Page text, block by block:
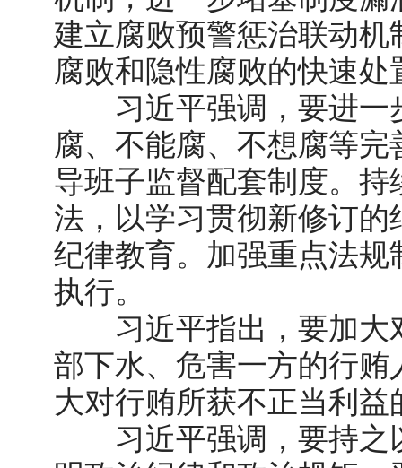
建立腐败预警惩治联动
腐败和隐性腐败的快速处
习近平强调，要进一
腐、不能腐、不想腐等
导班子监督配套制度。
法，以学习贯彻新修订
纪律教育。加强重点法
执行。
习近平指出，要加大
部下水、危害一方的行
大对行贿所获不正当利
习近平强调，要持之